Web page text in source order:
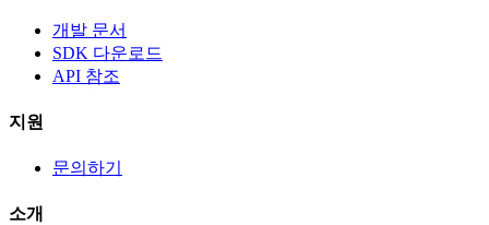
개발 문서
SDK 다운로드
API 참조
지원
문의하기
소개